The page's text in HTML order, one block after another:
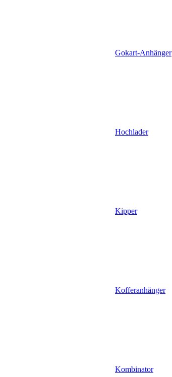
Gokart-Anhänger
Hochlader
Kipper
Kofferanhänger
Kombinator